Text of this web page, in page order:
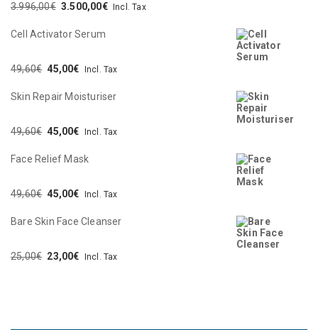
3.996,00€ 3.500,00€ Incl. Tax
Cell Activator Serum
49,60€ 45,00€ Incl. Tax
Skin Repair Moisturiser
49,60€ 45,00€ Incl. Tax
Face Relief Mask
49,60€ 45,00€ Incl. Tax
Bare Skin Face Cleanser
25,00€ 23,00€ Incl. Tax